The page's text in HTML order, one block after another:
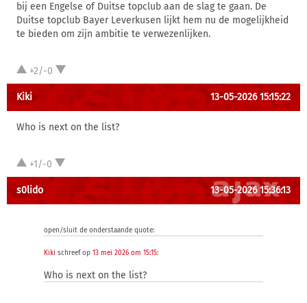
bij een Engelse of Duitse topclub aan de slag te gaan. De
Duitse topclub Bayer Leverkusen lijkt hem nu de mogelijkheid
te bieden om zijn ambitie te verwezenlijken.
+2/-0
Kiki 13-05-2026 15:15:22
Who is next on the list?
+1/-0
s0lido 13-05-2026 15:36:13
open/sluit de onderstaande quote:
Kiki schreef op 13 mei 2026 om 15:15:
Who is next on the list?